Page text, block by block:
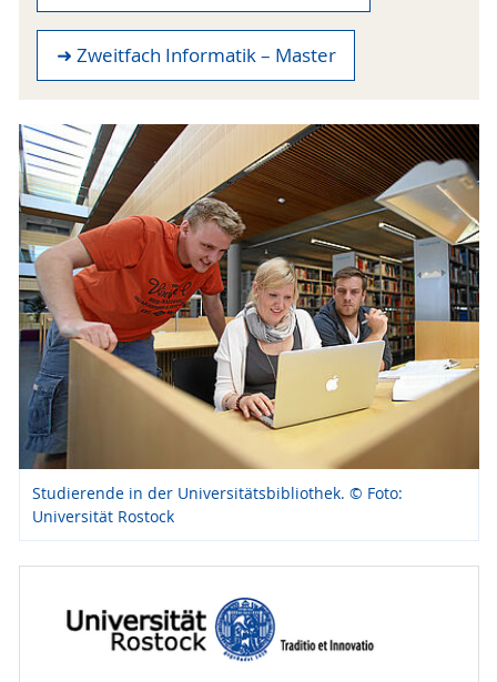
➜ Zweitfach Informatik – Master
Studierende in der Universitätsbibliothek. © Foto:
Universität Rostock